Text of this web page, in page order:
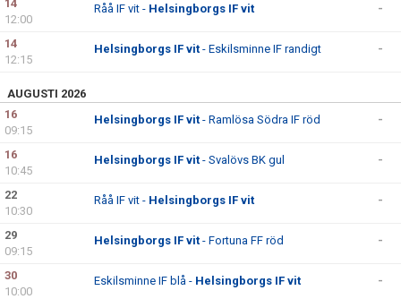
14
12:00
Råå IF vit - Helsingborgs IF vit -
14
12:15
Helsingborgs IF vit - Eskilsminne IF randigt -
AUGUSTI 2026
16
09:15
Helsingborgs IF vit - Ramlösa Södra IF röd -
16
10:45
Helsingborgs IF vit - Svalövs BK gul -
22
10:30
Råå IF vit - Helsingborgs IF vit -
29
09:15
Helsingborgs IF vit - Fortuna FF röd -
30
10:00
Eskilsminne IF blå - Helsingborgs IF vit -